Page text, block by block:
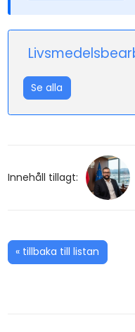
Se alla
Innehåll tillagt:
« tillbaka till listan